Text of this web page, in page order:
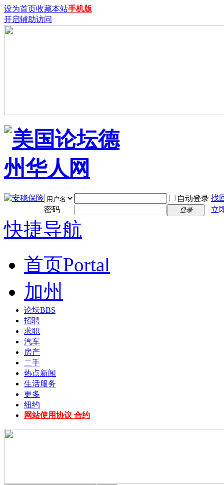
设为首页收藏本站手机版
开启辅助访问
自动登录 找
密码
登录 立
快捷导航
首页Portal
加州
论坛BBS
招聘
求职
汽车
房产
二手
热点新闻
生活服务
更多
纽约
网站使用协议 合约